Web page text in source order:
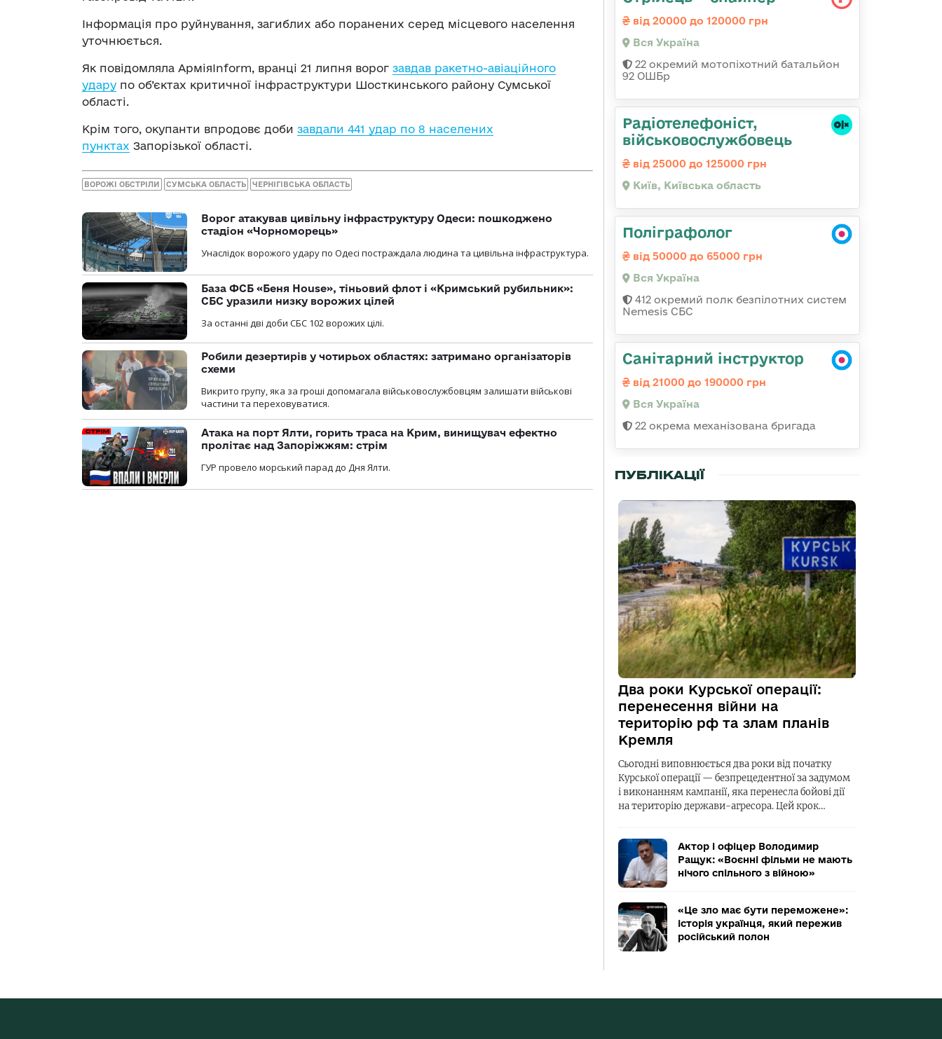
Інформація про руйнування, загиблих або поранених серед місцевого населення
уточнюється.
Як повідомляла АрміяInform, вранці 21 липня ворог завдав ракетно-авіаційного
удару по об’єктах критичної інфраструктури Шосткинського району Сумської
області.
Крім того, окупанти впродовє доби завдали 441 удар по 8 населених
пунктах Запорізької області.
ВОРОЖІ ОБСТРІЛИ СУМСЬКА ОБЛАСТЬ ЧЕРНІГІВСЬКА ОБЛАСТЬ
Ворог атакував цивільну інфраструктуру Одеси: пошкоджено
стадіон «Чорноморець»
Унаслідок ворожого удару по Одесі постраждала людина та цивільна інфраструктура.
База ФСБ «Беня House», тіньовий флот і «Кримський рубильник»:
СБС уразили низку ворожих цілей
За останні дві доби СБС 102 ворожих цілі.
Робили дезертирів у чотирьох областях: затримано організаторів
схеми
Викрито групу, яка за гроші допомагала військовослужбовцям залишати військові
частини та переховуватися.
Атака на порт Ялти, горить траса на Крим, винищувач ефектно
пролітає над Запоріжжям: стрім
ГУР провело морський парад до Дня Ялти.
від 20000 до 120000 грн
Вся Україна
22 окремий мотопіхотний батальйон
92 ОШБр
Радіотелефоніст,
військовослужбовець
від 25000 до 125000 грн
Київ, Київська область
Поліграфолог
від 50000 до 65000 грн
Вся Україна
412 окремий полк безпілотних систем
Nemesis СБС
Санітарний інструктор
від 21000 до 190000 грн
Вся Україна
22 окрема механізована бригада
ПУБЛІКАЦІЇ
Два роки Курської операції:
перенесення війни на
територію рф та злам планів
Кремля
Сьогодні виповнюється два роки від початку
Курської операції — безпрецедентної за задумом
і виконанням кампанії, яка перенесла бойові дії
на територію держави-агресора. Цей крок…
Актор і офіцер Володимир
Ращук: «Воєнні фільми не мають
нічого спільного з війною»
«Це зло має бути переможене»:
історія українця, який пережив
російський полон